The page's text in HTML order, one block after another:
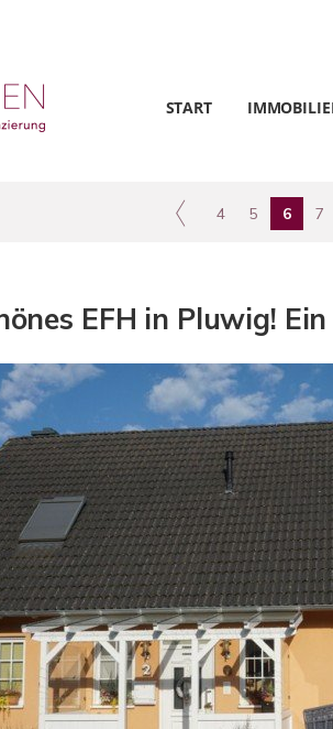
START
4 5 6 7
EFH in Pluwig!